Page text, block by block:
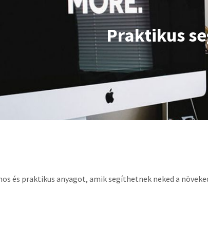
Praktikus
és praktikus anyagot, amik segíthetnek neked a